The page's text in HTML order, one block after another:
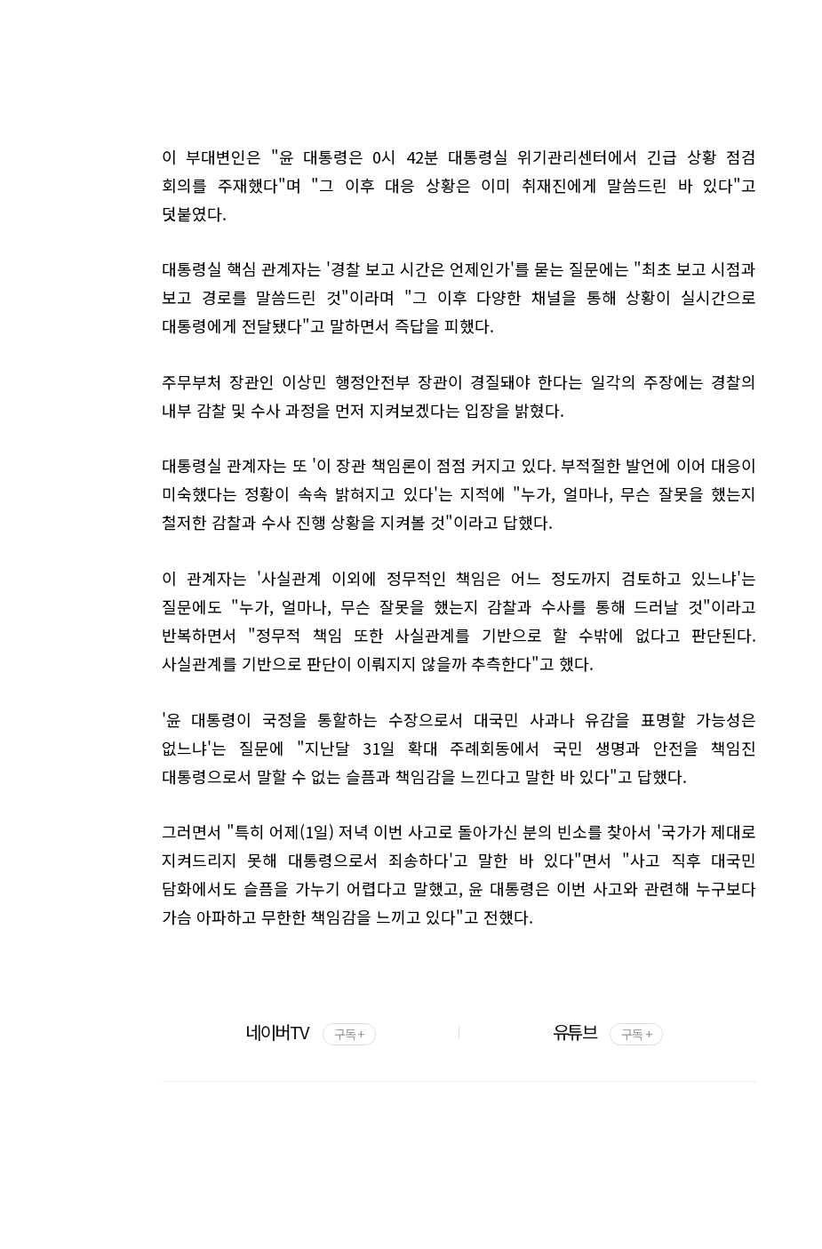
이 부대변인은 "윤 대통령은 0시 42분 대통령실 위기관리센터에서 긴급 상황 점검
회의를 주재했다"며 "그 이후 대응 상황은 이미 취재진에게 말씀드린 바 있다"고
덧붙였다.
대통령실 핵심 관계자는 '경찰 보고 시간은 언제인가'를 묻는 질문에는 "최초 보고 시점과
보고 경로를 말씀드린 것"이라며 "그 이후 다양한 채널을 통해 상황이 실시간으로
대통령에게 전달됐다"고 말하면서 즉답을 피했다.
주무부처 장관인 이상민 행정안전부 장관이 경질돼야 한다는 일각의 주장에는 경찰의
내부 감찰 및 수사 과정을 먼저 지켜보겠다는 입장을 밝혔다.
대통령실 관계자는 또 '이 장관 책임론이 점점 커지고 있다. 부적절한 발언에 이어 대응이
미숙했다는 정황이 속속 밝혀지고 있다'는 지적에 "누가, 얼마나, 무슨 잘못을 했는지
철저한 감찰과 수사 진행 상황을 지켜볼 것"이라고 답했다.
이 관계자는 '사실관계 이외에 정무적인 책임은 어느 정도까지 검토하고 있느냐'는
질문에도 "누가, 얼마나, 무슨 잘못을 했는지 감찰과 수사를 통해 드러날 것"이라고
반복하면서 "정무적 책임 또한 사실관계를 기반으로 할 수밖에 없다고 판단된다.
사실관계를 기반으로 판단이 이뤄지지 않을까 추측한다"고 했다.
'윤 대통령이 국정을 통할하는 수장으로서 대국민 사과나 유감을 표명할 가능성은
없느냐'는 질문에 "지난달 31일 확대 주례회동에서 국민 생명과 안전을 책임진
대통령으로서 말할 수 없는 슬픔과 책임감을 느낀다고 말한 바 있다"고 답했다.
그러면서 "특히 어제(1일) 저녁 이번 사고로 돌아가신 분의 빈소를 찾아서 '국가가 제대로
지켜드리지 못해 대통령으로서 죄송하다'고 말한 바 있다"면서 "사고 직후 대국민
담화에서도 슬픔을 가누기 어렵다고 말했고, 윤 대통령은 이번 사고와 관련해 누구보다
가슴 아파하고 무한한 책임감을 느끼고 있다"고 전했다.
네이버TV 구독 + 유튜브 구독 +